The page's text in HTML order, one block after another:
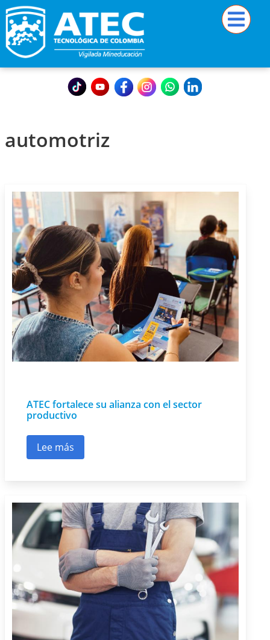
automotriz
ATEC fortalece su alianza con el sector
productivo
Lee más
sobre ATEC fortalece su alianza con el sector